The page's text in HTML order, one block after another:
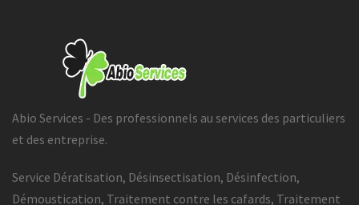
Abio Services - Des professionnels au services des particuliers
et des entreprise.
Service Dératisation, Désinsectisation, Désinfection,
Démoustication, Traitement contre les cafards, Traitement